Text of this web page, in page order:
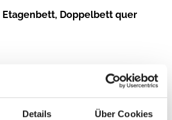
Details Über Cookies
Etagenbett, Doppelbett quer